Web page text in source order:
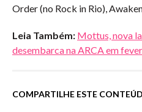
Order (no Rock in Rio),
Leia Também: Mottus, nova
desembarca na ARCA em
COMPARTILHE ESTE